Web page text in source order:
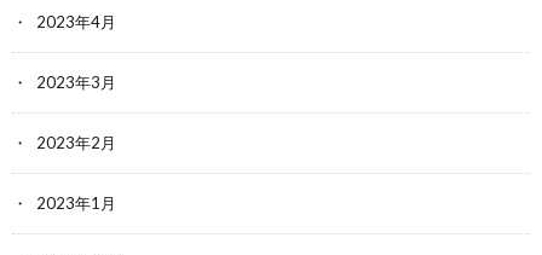
2023年4月
2023年3月
2023年2月
2023年1月